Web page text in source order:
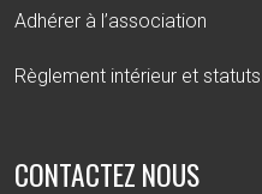
Adhérer à l’association
Règlement intérieur et statuts
CONTACTEZ NOUS